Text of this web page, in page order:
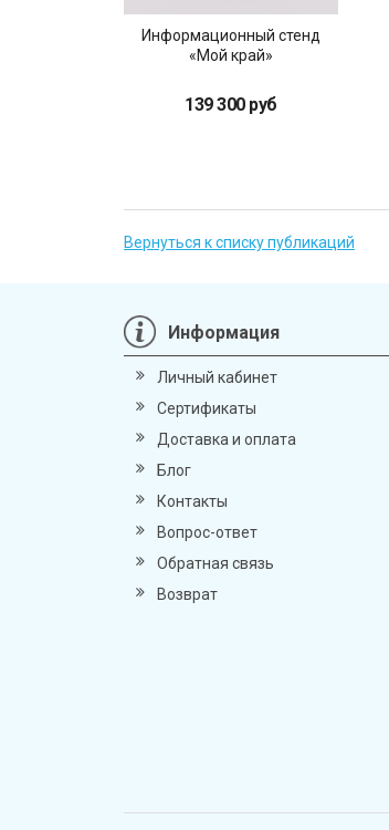
Информационный стенд
«Мой край»
139 300 руб
Вернуться к списку публикаций
Информация
Личный кабинет
Сертификаты
Доставка и оплата
Блог
Контакты
Вопрос-ответ
Обратная связь
Возврат